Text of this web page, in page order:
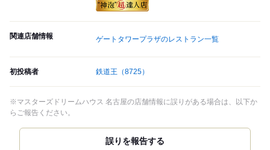
関連店舗情報 ゲートタワープラザのレストラン一覧
初投稿者 鉄道王 （8725）
※マスターズドリームハウス 名古屋の店舗情報に誤りがある場合は、以下か
らご報告ください。
誤りを報告する